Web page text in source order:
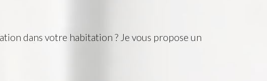
dans votre habitation ? Je vous propose un